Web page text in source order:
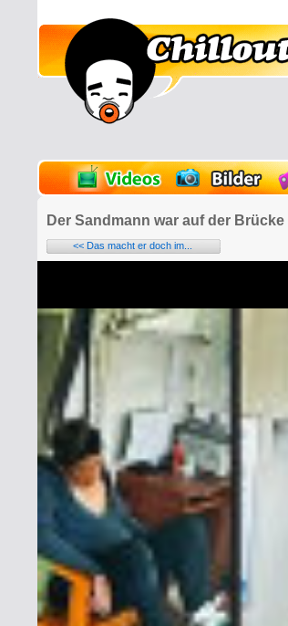
Der Sandmann war auf der Brücke
<< Das macht er doch im...
Name: